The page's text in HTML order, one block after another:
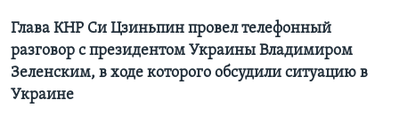
Глава КНР Си Цзиньпин провел телефонный
разговор с президентом Украины Владимиром
Зеленским, в ходе которого обсудили ситуацию в
Украине